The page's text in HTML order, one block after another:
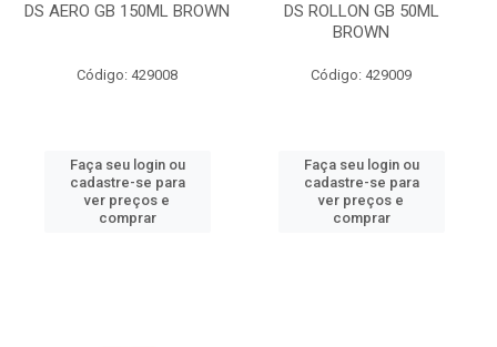
DS AERO GB 150ML BROWN
Código: 429008
Faça seu login ou
cadastre-se para
ver preços e
comprar
DS ROLLON GB 50ML
BROWN
Código: 429009
Faça seu login ou
cadastre-se para
ver preços e
comprar